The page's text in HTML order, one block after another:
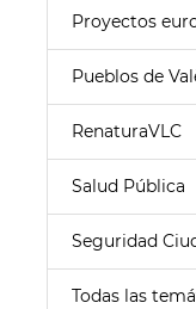
Proyectos
Pueblos de
RenaturaVLC
Salud Pública
Seguridad
Todas las